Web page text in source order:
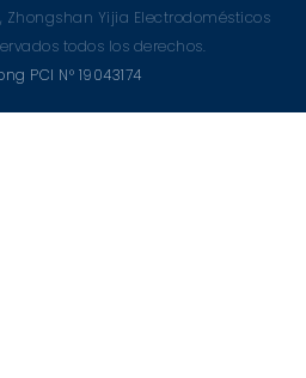
Zhongshan Yijia Electrodomésticos
todos los derechos.
PCI N° 19043174